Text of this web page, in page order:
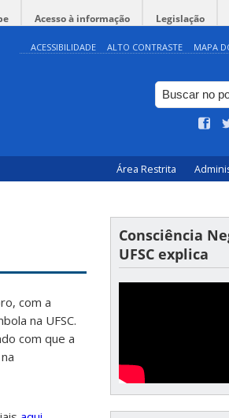
Acesso à informação Legislação
ACESSIBILIDADE ALTO CONTRASTE MAPA
Área Restrita
com a
na UFSC.
com que a
Consciência
UFSC explica